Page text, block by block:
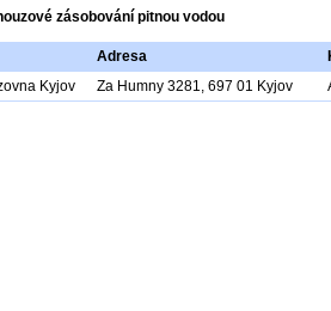
zásobování pitnou vodou
Adresa
Kyjov
Za Humny 3281, 697 01 Kyjov